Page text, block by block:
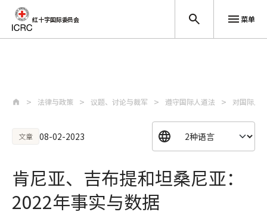
红十字国际委员会 菜单
法律与政策 议题、讨论与裁军 遵守国际人道法 对国际人
文章 08-02-2023
肯尼亚、吉布提和坦桑尼亚：
2022年事实与数据